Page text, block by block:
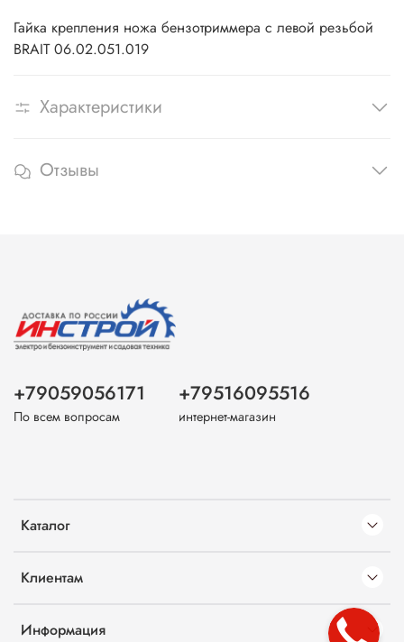
Гайка крепления ножа бензотриммера с левой резьбой
BRAIT 06.02.051.019
Характеристики
Отзывы
Каталог
Клиентам
Информация
+79059056171
По всем вопросам
+79516095516
интернет-магазин